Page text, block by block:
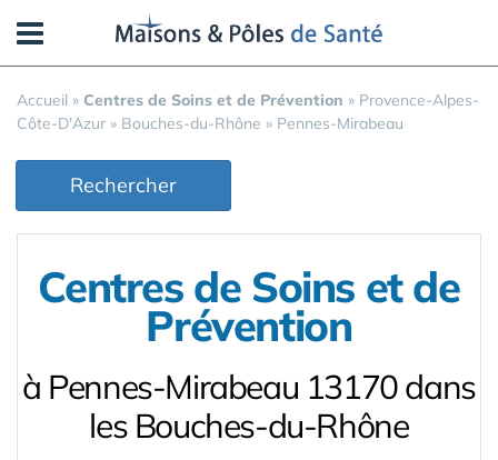
Accueil » Centres de Soins et de Prévention » Provence-Alpes-
Côte-D'Azur » Bouches-du-Rhône » Pennes-Mirabeau
Rechercher
Centres de Soins et de
Prévention
à Pennes-Mirabeau 13170 dans
les Bouches-du-Rhône
Panneau de gestion des cookies